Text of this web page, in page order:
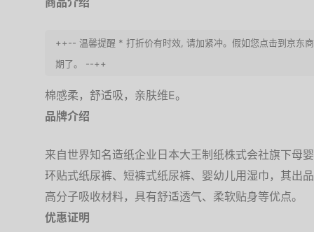
++-- 温馨提醒 * 打折价有时效, 请加紧冲。假如您点击到京东
期了。 --++
棉感柔，舒适吸，亲肤维E。
品牌介绍
来自世界知名造纸企业日本大王制纸株式会社旗下母
环贴式纸尿裤、短裤式纸尿裤、婴幼儿用湿巾，其出
高分子吸收材料，具有舒适透气、柔软贴身等优点。
优惠证明